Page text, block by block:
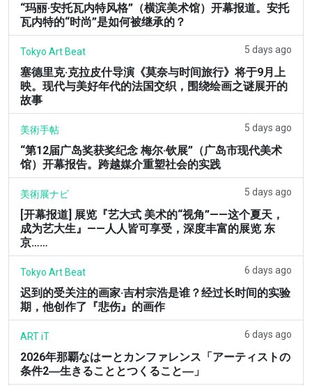
“玛丽·安托瓦内特风格”（横滨美术馆）开幕报道。安托
瓦内特的“时尚”是如何被继承的？
Tokyo Art Beat 5 days ago
塞德里克·克拉皮什导演《莫奈与时间旅行》将于9月上
映。现代与美好年代的法国交织，围绕绘画之谜展开的
故事
美術手帖 5 days ago
“第12届广岛奖获奖纪念 梅尔·钦展”（广岛市现代美术
馆）开幕报告。跨越媒介重塑社会的实践
美術展ナビ 5 days ago
[开幕报道] 展览『艺大式 美术的“视角”——这个夏天，
成为艺大生』——人人皆可享受，深度丰富的展览 东
京……
Tokyo Art Beat 6 days ago
迟到的受关注的画家·吉村宗浩是谁？经过长时间的实验
期，他创作了『悲伤』的画作
ART iT 6 days ago
2026年那覇なはーとカンファレンス「アーティストの
条件2―生きることとつくること―」